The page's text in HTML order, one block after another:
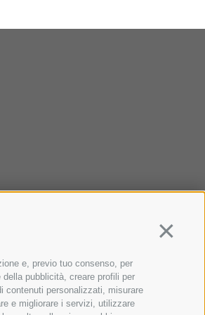
e, previo tuo consenso, per
pubblicità, creare profili per
contenuti personalizzati, misurare
e migliorare i servizi, utilizzare